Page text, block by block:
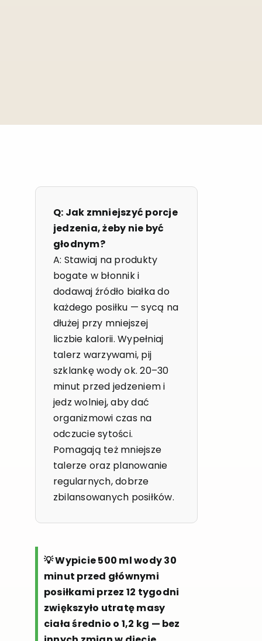
Q: Jak zmniejszyć porcje
jedzenia, żeby nie być
głodnym?
A: Stawiaj na produkty
bogate w błonnik i
dodawaj źródło białka do
każdego posiłku — sycą na
dłużej przy mniejszej
liczbie kalorii. Wypełniaj
talerz warzywami, pij
szklankę wody ok. 20–30
minut przed jedzeniem i
jedz wolniej, aby dać
organizmowi czas na
odczucie sytości.
Pomagają też mniejsze
talerze oraz planowanie
regularnych, dobrze
zbilansowanych posiłków.
💡 Wypicie 500 ml wody 30
minut przed głównymi
posiłkami przez 12 tygodni
zwiększyło utratę masy
ciała średnio o 1,2 kg — bez